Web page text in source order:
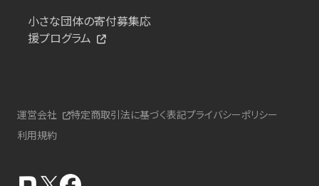
小さな団体の寄付募集応
援プログラム
運営会社 特定商取引法に基づく表記プライバシーポリシー
利用規約